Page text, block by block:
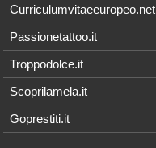
Curriculumvitaeeuropeo.net
Passionetattoo.it
Troppodolce.it
Scoprilamela.it
Goprestiti.it